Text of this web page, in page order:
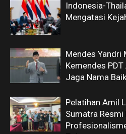
Indonesia-
Mengatasi
Mendes Yandri
Kemendes
Jaga Nama
Pelatihan Amil
Sumatra